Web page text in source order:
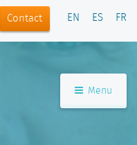
Contact EN ES FR
Menu